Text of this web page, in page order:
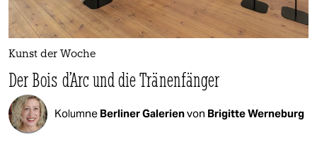
Kunst der Woche
Der Bois d’Arc und die Tränenfänger
Kolumne Berliner Galerienvon Brigitte Werneburg